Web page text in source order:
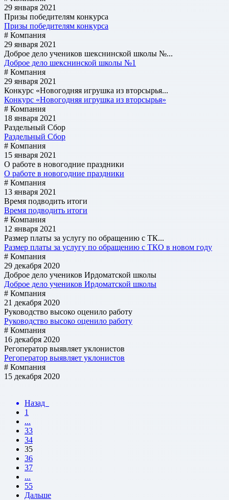
29 января 2021
Призы победителям конкурса
Призы победителям конкурса
# Компания
29 января 2021
Доброе дело учеников шекснинской школы №...
Доброе дело шекснинской школы №1
# Компания
29 января 2021
Конкурс «Новогодняя игрушка из вторсырья...
Конкурс «Новогодняя игрушка из вторсырья»
# Компания
18 января 2021
Раздельный Сбор
Раздельный Сбор
# Компания
15 января 2021
О работе в новогодние праздники
О работе в новогодние праздники
# Компания
13 января 2021
Время подводить итоги
Время подводить итоги
# Компания
12 января 2021
Размер платы за услугу по обращению с ТК...
Размер платы за услугу по обращению с ТКО в новом году
# Компания
29 декабря 2020
Доброе дело учеников Ирдоматской школы
Доброе дело учеников Ирдоматской школы
# Компания
21 декабря 2020
Руководство высоко оценило работу
Руководство высоко оценило работу
# Компания
16 декабря 2020
Регоператор выявляет уклонистов
Регоператор выявляет уклонистов
# Компания
15 декабря 2020
Назад
1
...
33
34
35
36
37
...
55
Дальше